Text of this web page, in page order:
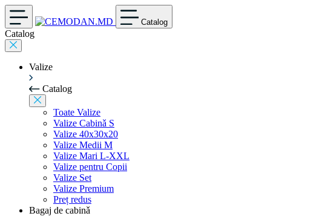
Catalog
Catalog
Valize
Catalog
Toate Valize
Valize Cabinǎ S
Valize 40x30x20
Valize Medii M
Valize Mari L-XXL
Valize pentru Copii
Valize Set
Valize Premium
Preț redus
Bagaj de cabinǎ